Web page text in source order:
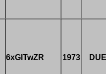
6xGlTwZR 1973